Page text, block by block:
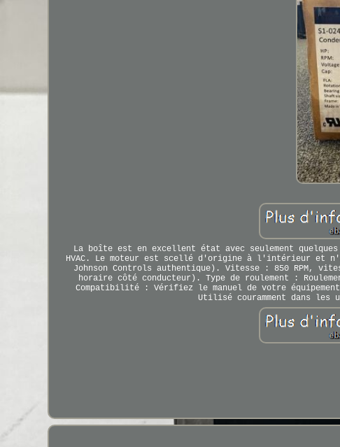
La boîte est en excellent état avec seulement
HVAC. Le moteur est scellé d'origine à l'intérieur et
Johnson Controls authentique). Vitesse : 850 RPM,
horaire côté conducteur). Type de roulement :
Compatibilité : Vérifiez le manuel de votre
Utilisé couramment dans les